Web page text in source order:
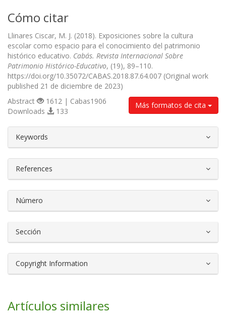
Cómo citar
Llinares Ciscar, M. J. (2018). Exposiciones sobre la cultura
escolar como espacio para el conocimiento del patrimonio
histórico educativo. Cabás. Revista Internacional Sobre
Patrimonio Histórico-Educativo, (19), 89–110.
https://doi.org/10.35072/CABAS.2018.87.64.007 (Original work
published 21 de diciembre de 2023)
Más formatos de cita
Abstract
1612 | Cabas1906
Downloads
133
Keywords
References
Número
Sección
Copyright Information
Artículos similares